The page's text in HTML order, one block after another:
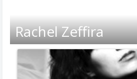
Rachel Zeffira